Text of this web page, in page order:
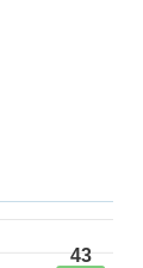
43